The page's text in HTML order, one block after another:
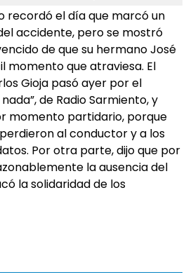
recordó el día que marcó un
accidente, pero se mostró
de que su hermano José
momento que atraviesa. El
Gioja pasó ayer por el
de Radio Sarmiento, y
momento partidario, porque
al conductor y a los
Por otra parte, dijo que por
la ausencia del
la solidaridad de los